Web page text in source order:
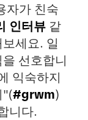
자가 친숙
인터뷰같
세요. 일
선호합니
익숙하지
"(#grwm)
니다.